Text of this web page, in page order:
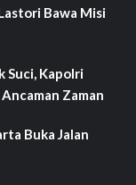
Bawa Misi
Suci, Kapolri
Zaman
Buka Jalan